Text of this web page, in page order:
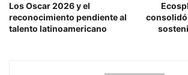
Los Oscar 2026 y el
reconocimiento pendiente al
talento latinoamericano
consolidó